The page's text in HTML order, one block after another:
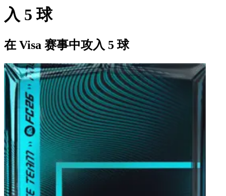
入 5 球
在 Visa 赛事中攻入 5 球